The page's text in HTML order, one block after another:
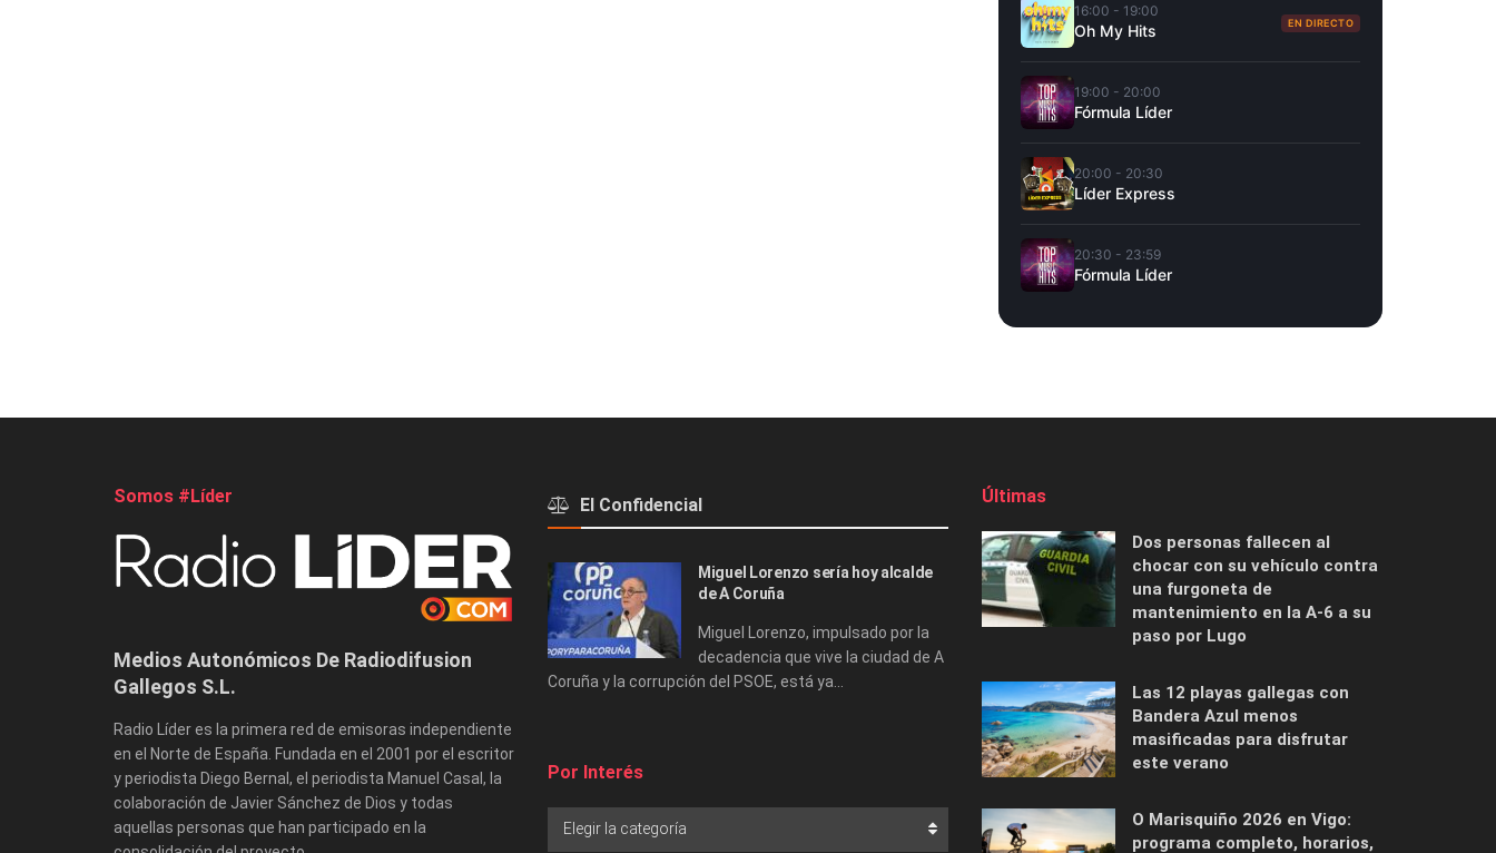
16:00 - 19:00
Oh My Hits EN DIRECTO
19:00 - 20:00
Fórmula Líder
20:00 - 20:30
Líder Express
20:30 - 23:59
Fórmula Líder
Somos #Líder
Medios Autonómicos De Radiodifusion
Gallegos S.L.
Radio Líder es la primera red de emisoras independiente
en el Norte de España. Fundada en el 2001 por el escritor
y periodista Diego Bernal, el periodista Manuel Casal, la
colaboración de Javier Sánchez de Dios y todas
aquellas personas que han participado en la
El Confidencial
Miguel Lorenzo sería hoy alcalde
de A Coruña
Miguel Lorenzo, impulsado por la
decadencia que vive la ciudad de A
Coruña y la corrupción del PSOE, está ya...
Por Interés
Elegir la categoría
Últimas
Dos personas fallecen al
chocar con su vehículo contra
una furgoneta de
mantenimiento en la A-6 a su
paso por Lugo
Las 12 playas gallegas con
Bandera Azul menos
masificadas para disfrutar
este verano
O Marisquiño 2026 en Vigo:
programa completo, horarios,